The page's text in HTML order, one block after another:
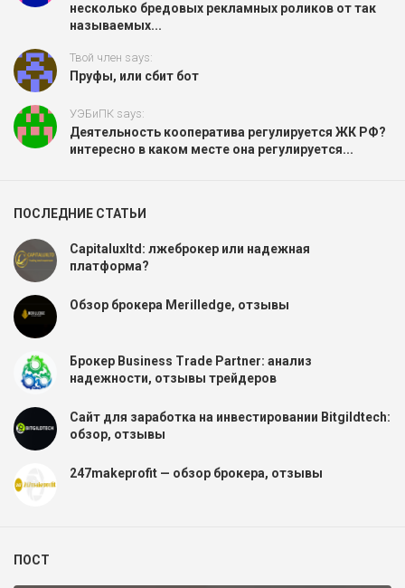
несколько бредовых рекламных роликов от так
называемых...
Твой член says:
Пруфы, или сбит бот
УЭБиПК says:
Деятельность кооператива регулируется ЖК РФ?
интересно в каком месте она регулируется...
ПОСЛЕДНИЕ СТАТЬИ
Capitaluxltd: лжеброкер или надежная
платформа?
Обзор брокера Merilledge, отзывы
Брокер Business Trade Partner: анализ
надежности, отзывы трейдеров
Сайт для заработка на инвестировании Bitgildtech:
обзор, отзывы
247makeprofit — обзор брокера, отзывы
ПОСТ